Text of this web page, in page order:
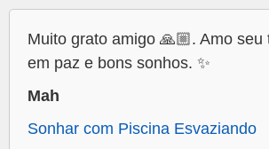
Muito grato amigo 🙏🏼. Amo seu
em paz e bons sonhos. ✨
Mah
Sonhar com Piscina Esvaziando